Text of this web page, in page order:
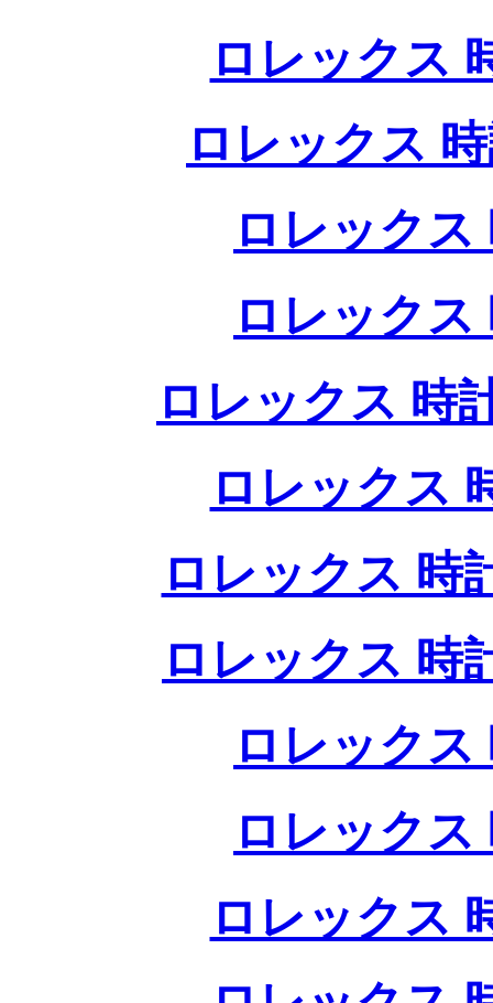
ロレックス
ロレックス
ロレックス
ロレックス
ロレックス 時
ロレックス
ロレックス 時
ロレックス 時
ロレックス
ロレックス
ロレックス